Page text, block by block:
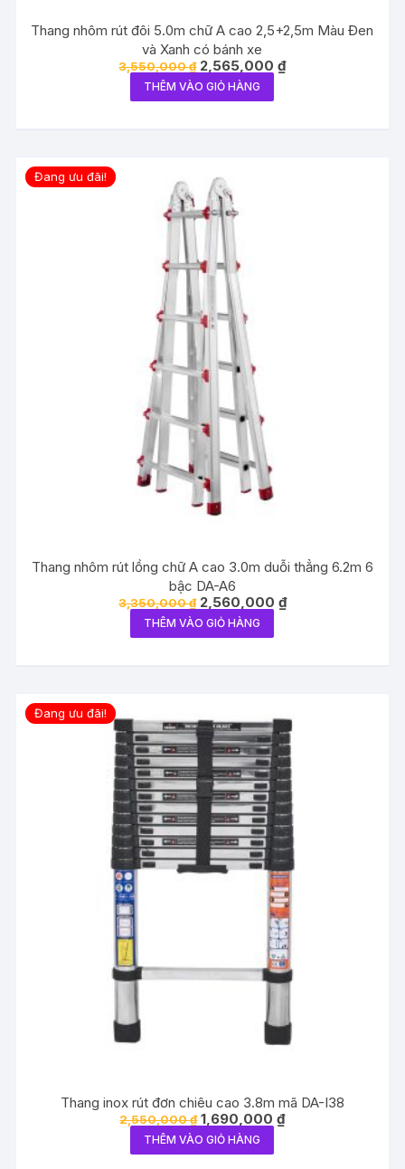
Thang nhôm rút đôi 5.0m chữ A cao 2,5+2,5m Màu Đen
và Xanh có bánh xe
3,550,000₫ Giá
gốc
là:
3,550,000 ₫.
2,565,000₫Giá
hiện
THÊM VÀO GIỎ HÀNG
Đang ưu đãi!
Thang nhôm rút lồng chữ A cao 3.0m duỗi thẳng 6.2m 6
bậc DA-A6
3,350,000₫ Giá
gốc
là:
3,350,000 ₫.
2,560,000 ₫Giá
hiện
THÊM VÀO GIỎ HÀNG
Đang ưu đãi!
Thang inox rút đơn chiêu cao 3.8m mã DA-I38
2,550,000₫ Giá
gốc
là:
2,550,000 ₫.
1,690,000₫Giá
hiện
THÊM VÀO GIỎ HÀNG